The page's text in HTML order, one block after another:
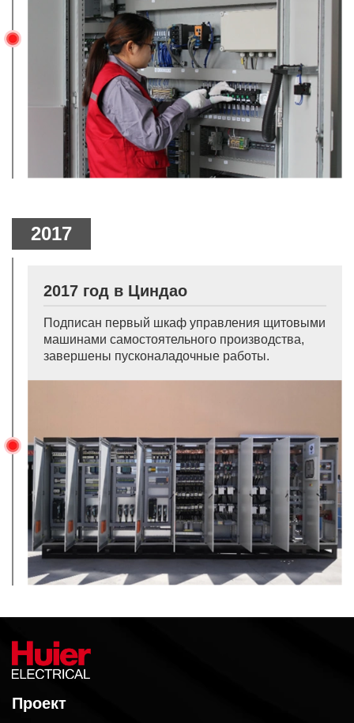
2017
2017 год в Циндао
Подписан первый шкаф управления щитовыми
машинами самостоятельного производства,
завершены пусконаладочные работы.
Проект